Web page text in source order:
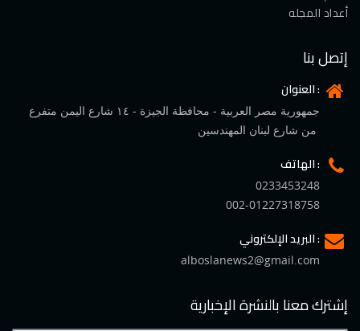
أعداد المجله
إتصل بنا
العنوان :
جمهورية مصر العربية - محافظة الجيزة - ١٤ شارع اليمن متفرع
الهاتف :
0233453248
002-01227318758
البريد الإلكتروني :
alboslanews2@gmail.com
إشترك معنا بالنشرة الإخبارية